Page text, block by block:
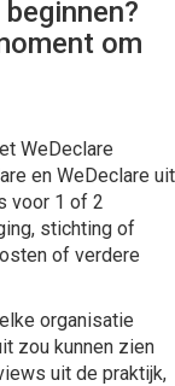
om
WeDeclare
en WeDeclare uit
voor 1 of 2
stichting of
of verdere
organisatie
zou kunnen zien
uit de praktijk,